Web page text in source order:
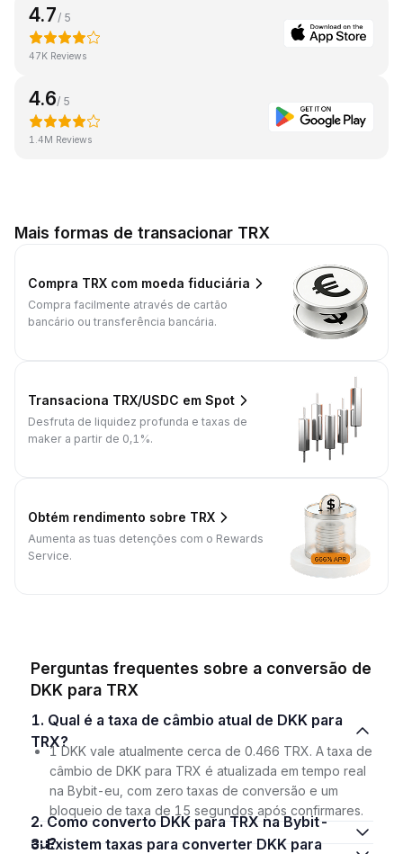
4.7 / 5
47K Reviews
4.6/ 5
1.4M Reviews
Mais formas de transacionar TRX
Compra TRX com moeda fiduciária
Compra facilmente através de cartão
bancário ou transferência bancária.
Transaciona TRX/USDC em Spot
Desfruta de liquidez profunda e taxas de
maker a partir de 0,1%.
Obtém rendimento sobre TRX
Aumenta as tuas detenções com o Rewards
Service.
Perguntas frequentes sobre a conversão de
DKK para TRX
1. Qual é a taxa de câmbio atual de DKK para
TRX?
1 DKK vale atualmente cerca de 0.466 TRX. A taxa de
câmbio de DKK para TRX é atualizada em tempo real
na Bybit-eu, com zero taxas de conversão e um
bloqueio de taxa de 15 segundos após confirmares.
2. Como converto DKK para TRX na Bybit-
eu?
3. Existem taxas para converter DKK para